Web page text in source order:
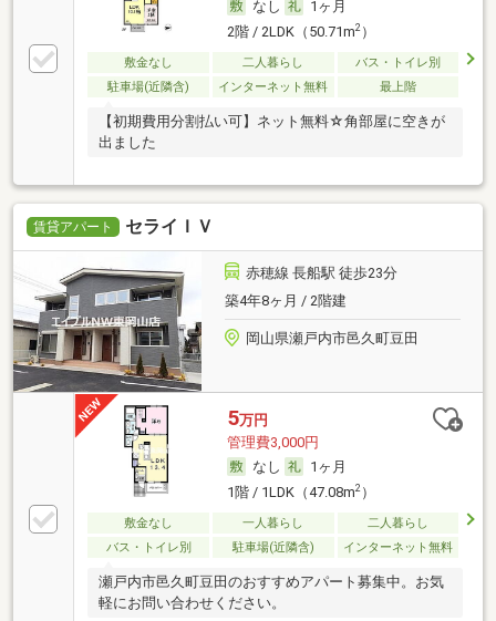
なし
1ヶ月
2階 / 2LDK（50.71m2）
敷金なし 二人暮らし
バス・トイレ別
駐車場(近隣含)
インターネット無料 最上階
【初期費用分割払い可】ネット無料☆角部屋に空きが
出ました
賃貸アパート セライＩＶ
赤穂線 長船駅 徒歩23分
築4年8ヶ月 / 2階建
岡山県瀬戸内市邑久町豆田
5万円
管理費3,000円
なし
1ヶ月
1階 / 1LDK（47.08m2）
敷金なし 一人暮らし
二人暮らし
バス・トイレ別
駐車場(近隣含) インターネット無料
瀬戸内市邑久町豆田のおすすめアパート募集中。お気
軽にお問い合わせください。